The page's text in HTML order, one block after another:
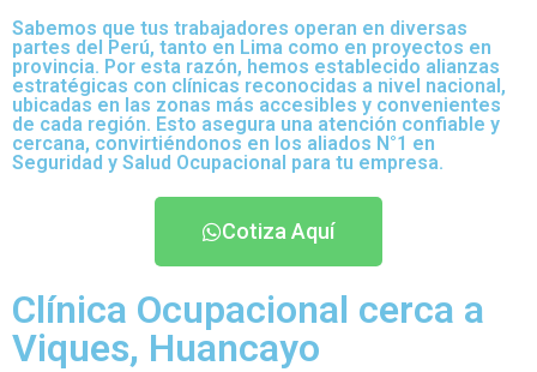
Sabemos que tus trabajadores operan en diversas
partes del Perú, tanto en Lima como en proyectos en
provincia. Por esta razón, hemos establecido alianzas
estratégicas con clínicas reconocidas a nivel nacional,
ubicadas en las zonas más accesibles y convenientes
de cada región. Esto asegura una atención confiable y
cercana, convirtiéndonos en los aliados N°1 en
Seguridad y Salud Ocupacional para tu empresa.
Cotiza Aquí
Clínica Ocupacional cerca a
Viques, Huancayo